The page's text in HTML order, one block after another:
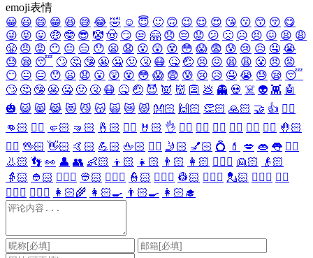
emoji表情
😀 😃 😄 😁 😆 😅 😂 🤣 ☺️ 😇 🙂 🙃 😉 😌 😍 😘 😗 😙 😚 😋
😜 😝 😛 🤑 🤓 😎 🤡 🤠 😏 😒 🤗 😞 😔 😟 😕 🙁 ☹️ 😣 😖 😫 😩
😤 😠 😡 😶 😐 😑 😯 😦 😧 😮 😲 😵 😳 😱 😨 😰 😢 😥 🤤 😭
😓 😪 😴 🙄 🤔 🤥 😬 🤐 🤢 🤧 😷 🤒 🤕 😣 😖 😫 😩 😤 😠 😡
😶 😐 😑 😯 😦 😧 😮 😲 😵 😳 😱 😨 😰 😢 😥 🤤 😭 😓 😪 😴
🙄 🤔 🤥 😬 🤐 🤢 🤧 😷 🤒 🤕 😈 👿 👹 👺 💩 👻 💀 ☠️ 👽 👾 🤖
🎃 😺 😸 😹 😻 😼 😽 🙀 😿 😾 👐🏻 🙌🏻 👏🏻 🙏🏻 🤝 👍 👎🏻
👊🏻 ✊🏻 🤛🏻 🤜🏻 🤞🏻 ✌🏻 🤘🏻 👌 👈🏻 👉🏻 👆🏻 👇🏻 ☝🏻 ✋🏻 🤚🏻
🖐🏻 🖖🏻 👋🏻 🤙🏻 💪🏻 🖕🏻 ✍🏻 🤳🏻 💅🏻 💍 💄 💋 👄 👅 👂🏻
👃🏻 👣 👀 👤 👥 👶🏻 👦🏻 👧🏻 👨🏻 👩🏻 👱🏻‍♀️ 👱🏻
👴🏻
👵🏻 👲🏻 👳🏻‍♀️ 👳🏻 👮🏻‍♀️ 👮🏻 👷🏻‍♀️ 👷🏻 💂🏻‍♀️ 💂🏻 🕵🏻‍♀️ 🕵🏻
👩🏻‍⚕️ 👨🏻‍⚕️ 👩🏻‍🌾 👩🏻‍🍳 👨🏻‍🍳 👩🏻‍🎓